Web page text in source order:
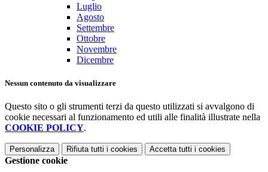
Luglio
Agosto
Settembre
Ottobre
Novembre
Dicembre
Nessun contenuto da visualizzare
Questo sito o gli strumenti terzi da questo utilizzati si avvalgono di
cookie necessari al funzionamento ed utili alle finalità illustrate nella
COOKIE POLICY.
Personalizza Rifiuta tutti i cookies Accetta tutti i cookies
Gestione cookie